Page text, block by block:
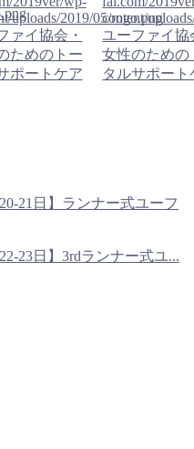
uploads/2019/05/rogo.png
ァイ協会・
ためのトー
ポートケア
content/
ユーファイ協
女性のための
タルサポート
21日】ランナー式ユーフ
23日】3rdランナー式ユ...